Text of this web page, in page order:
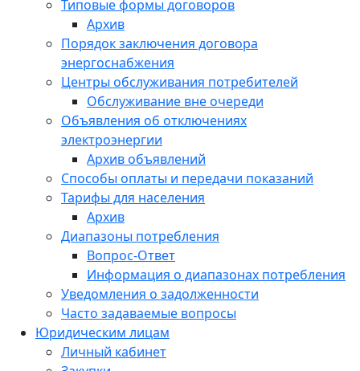
Типовые формы договоров
Архив
Порядок заключения договора
энергоснабжения
Центры обслуживания потребителей
Обслуживание вне очереди
Объявления об отключениях
электроэнергии
Архив объявлений
Способы оплаты и передачи показаний
Тарифы для населения
Архив
Диапазоны потребления
Вопрос-Ответ
Информация о диапазонах потребления
Уведомления о задолженности
Часто задаваемые вопросы
Юридическим лицам
Личный кабинет